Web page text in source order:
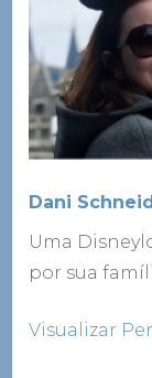
Dani
Uma
por sua
Visualizar